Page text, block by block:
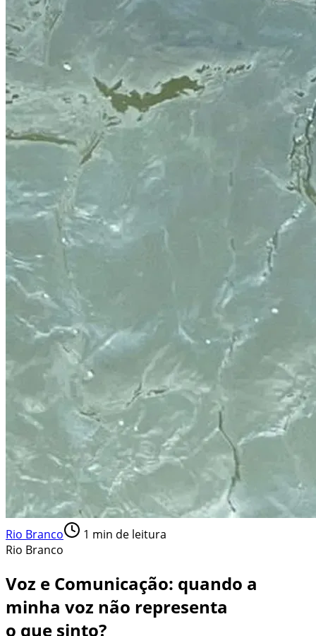
Rio Branco 1 min de leitura
Rio Branco
Voz e Comunicação: quando a
minha voz não representa
o que sinto?